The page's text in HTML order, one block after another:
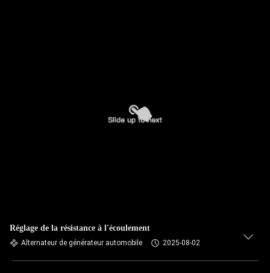
Réglage de la résistance à l'écoulement
Alternateur de générateur automobile 2025-08-02